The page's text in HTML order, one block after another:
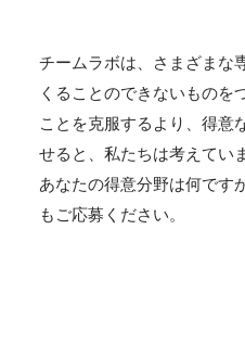
チームラボは、さまざまな
くることのできないものを
ことを克服するより、得意
せると、私たちは考えてい
あなたの得意分野は何です
もご応募ください。